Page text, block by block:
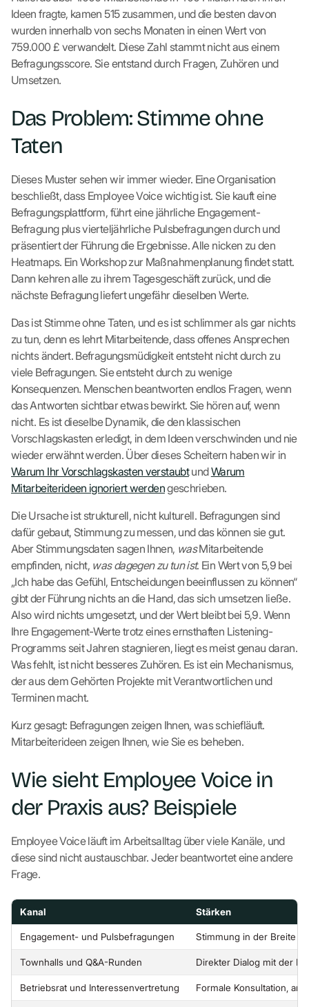
Ideen fragte, kamen 515 zusammen, und die besten davon
wurden innerhalb von sechs Monaten in einen Wert von
759.000 £ verwandelt. Diese Zahl stammt nicht aus einem
Befragungsscore. Sie entstand durch Fragen, Zuhören und
Umsetzen.
Das Problem: Stimme ohne
Taten
Dieses Muster sehen wir immer wieder. Eine Organisation
beschließt, dass Employee Voice wichtig ist. Sie kauft eine
Befragungsplattform, führt eine jährliche Engagement-
Befragung plus vierteljährliche Pulsbefragungen durch und
präsentiert der Führung die Ergebnisse. Alle nicken zu den
Heatmaps. Ein Workshop zur Maßnahmenplanung findet statt.
Dann kehren alle zu ihrem Tagesgeschäft zurück, und die
nächste Befragung liefert ungefähr dieselben Werte.
Das ist Stimme ohne Taten, und es ist schlimmer als gar nichts
zu tun, denn es lehrt Mitarbeitende, dass offenes Ansprechen
nichts ändert. Befragungsmüdigkeit entsteht nicht durch zu
viele Befragungen. Sie entsteht durch zu wenige
Konsequenzen. Menschen beantworten endlos Fragen, wenn
das Antworten sichtbar etwas bewirkt. Sie hören auf, wenn
nicht. Es ist dieselbe Dynamik, die den klassischen
Vorschlagskasten erledigt, in dem Ideen verschwinden und nie
wieder erwähnt werden. Über dieses Scheitern haben wir in
Warum Ihr Vorschlagskasten verstaubtundWarum
Mitarbeiterideen ignoriert werdengeschrieben.
Die Ursache ist strukturell, nicht kulturell. Befragungen sind
dafür gebaut, Stimmung zu messen, und das können sie gut.
Aber Stimmungsdaten sagen Ihnen, wasMitarbeitende
empfinden, nicht, was dagegen zu tun ist. Ein Wert von 5,9 bei
„Ich habe das Gefühl, Entscheidungen beeinflussen zu können“
gibt der Führung nichts an die Hand, das sich umsetzen ließe.
Also wird nichts umgesetzt, und der Wert bleibt bei 5,9. Wenn
Ihre Engagement-Werte trotz eines ernsthaften Listening-
Programms seit Jahren stagnieren, liegt es meist genau daran.
Was fehlt, ist nicht besseres Zuhören. Es ist ein Mechanismus,
der aus dem Gehörten Projekte mit Verantwortlichen und
Terminen macht.
Kurz gesagt: Befragungen zeigen Ihnen, was schiefläuft.
Mitarbeiterideen zeigen Ihnen, wie Sie es beheben.
Wie sieht Employee Voice in
der Praxis aus? Beispiele
Employee Voice läuft im Arbeitsalltag über viele Kanäle, und
diese sind nicht austauschbar. Jeder beantwortet eine andere
Frage.
Kanal Stärken
Engagement- und Pulsbefragungen Stimmung in der Breite
Townhalls und Q&A-Runden Direkter Dialog mit der
Betriebsrat und Interessenvertretung Formale Konsultation,